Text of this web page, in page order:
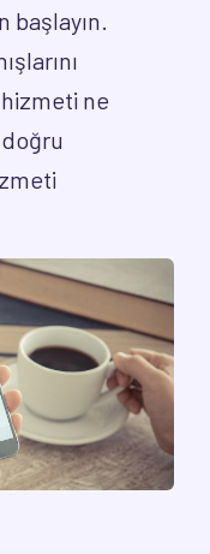
başlayın.
ne